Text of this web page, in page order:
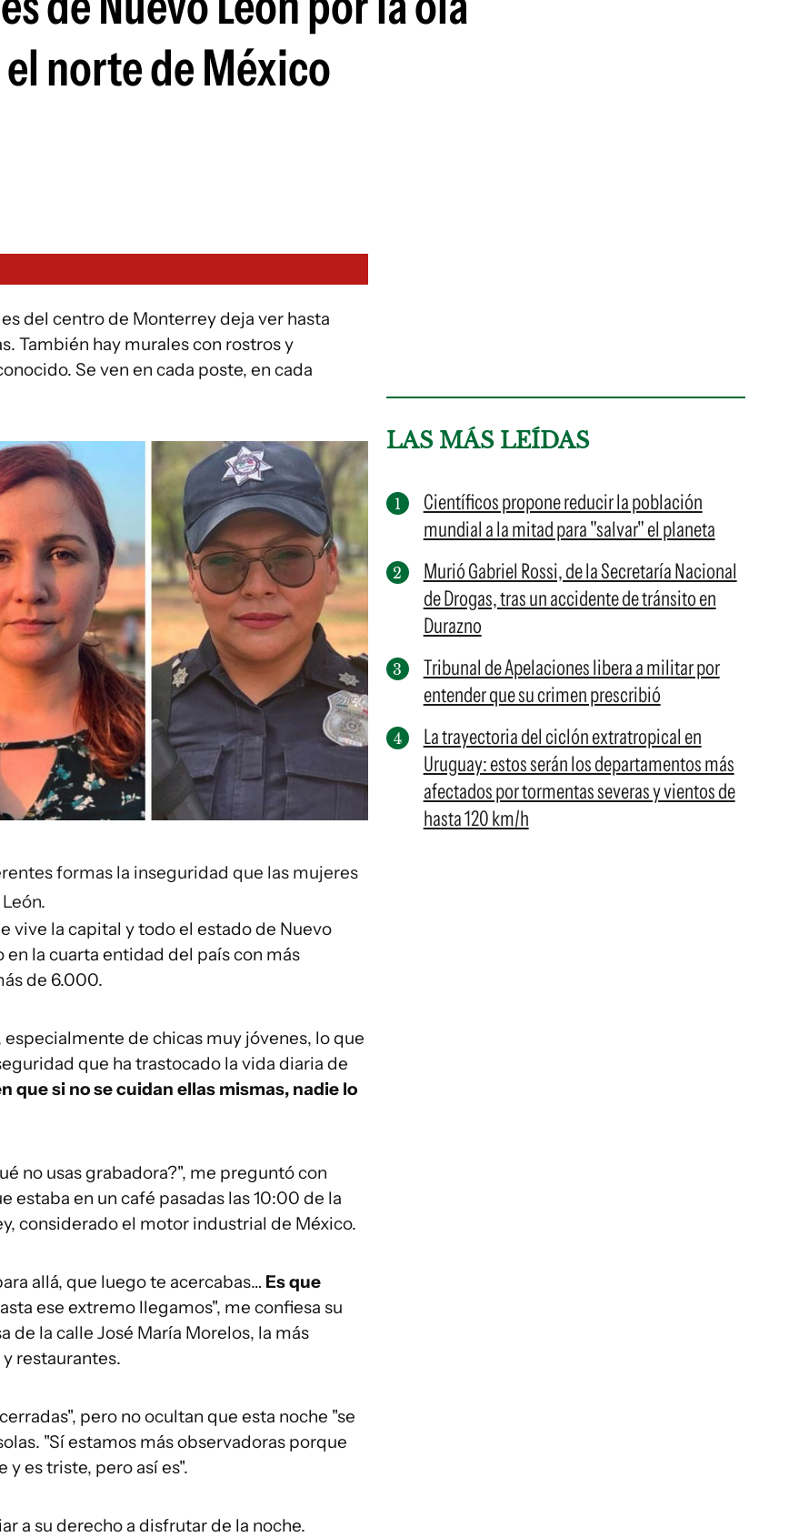
norte de México
del centro de Monterrey deja ver hasta
También hay murales con rostros y
Se ven en cada poste, en cada
formas la inseguridad que las mujeres
vive la capital y todo el estado de Nuevo
la cuarta entidad del país con más
de 6.000.
de chicas muy jóvenes, lo que
que ha trastocado la vida diaria de
que si no se cuidan ellas mismas, nadie lo
no usas grabadora?", me preguntó con
estaba en un café pasadas las 10:00 de la
considerado el motor industrial de México.
allá, que luego te acercabas… Es que
ese extremo llegamos", me confiesa su
de la calle José María Morelos, la más
restaurantes.
pero no ocultan que esta noche "se
"Sí estamos más observadoras porque
y es triste, pero así es".
a su derecho a disfrutar de la noche.
LAS MÁS LEÍDAS
Científicos propone reducir la población
mundial a la mitad para "salvar" el planeta
Murió Gabriel Rossi, de la Secretaría Nacional
de Drogas, tras un accidente de tránsito en
Durazno
Tribunal de Apelaciones libera a militar por
entender que su crimen prescribió
La trayectoria del ciclón extratropical en
Uruguay: estos serán los departamentos más
afectados por tormentas severas y vientos de
hasta 120 km/h